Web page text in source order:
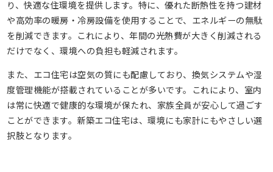
り、快適な住環境を提供します。特に、優れた断熱性を持つ建材
や高効率の暖房・冷房設備を使用することで、エネルギーの無駄
を削減できます。これにより、年間の光熱費が大きく削減される
だけでなく、環境への負担も軽減されます。
また、エコ住宅は空気の質にも配慮しており、換気システムや湿
度管理機能が搭載されていることが多いです。これにより、室内
は常に快適で健康的な環境が保たれ、家族全員が安心して過ごす
ことができます。新築エコ住宅は、環境にも家計にもやさしい選
択肢となります。